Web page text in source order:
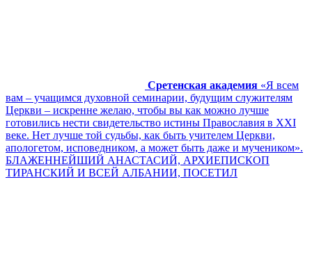
Сретенская академия «Я всем
вам – учащимся духовной семинарии, будущим служителям
Церкви – искренне желаю, чтобы вы как можно лучше
готовились нести свидетельство истины Православия в XXI
веке. Нет лучше той судьбы, как быть учителем Церкви,
апологетом, исповедником, а может быть даже и мучеником».
БЛАЖЕННЕЙШИЙ АНАСТАСИЙ, АРХИЕПИСКОП
ТИРАНСКИЙ И ВСЕЙ АЛБАНИИ, ПОСЕТИЛ